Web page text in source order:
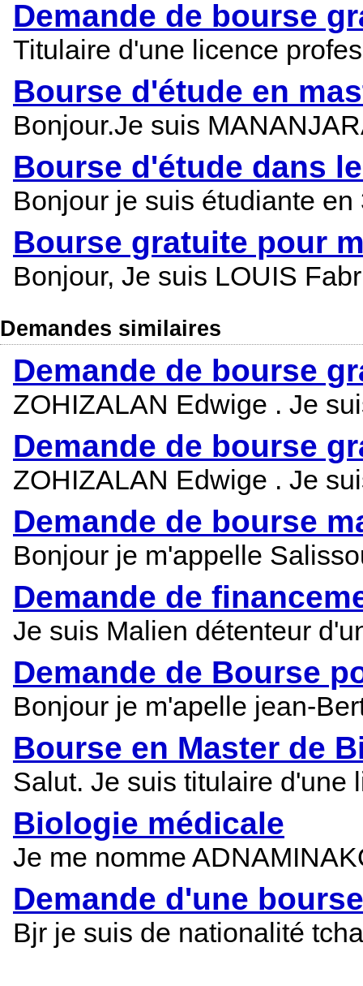
Demande de bourse
Titulaire d'une licence
Bourse d'étude en
Bonjour.Je suis
Bourse d'étude dans
Bonjour je suis étudiante
Bourse gratuite pour
Bonjour, Je suis LOUIS
Demandes similaires
Demande de bourse
ZOHIZALAN Edwige . Je
Demande de bourse
ZOHIZALAN Edwige . Je
Demande de bourse
Bonjour je m'appelle
Demande de
Je suis Malien détenteur
Demande de Bourse
Bonjour je m'apelle jean-
Bourse en Master de
Salut. Je suis titulaire d'une
Biologie médicale
Je me nomme
Demande d'une
Bjr je suis de nationalité